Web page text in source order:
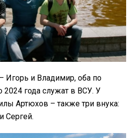
Игорь и Владимир, оба по
2024 года служат в ВСУ. У
Артюхов – также три внука:
Сергей.